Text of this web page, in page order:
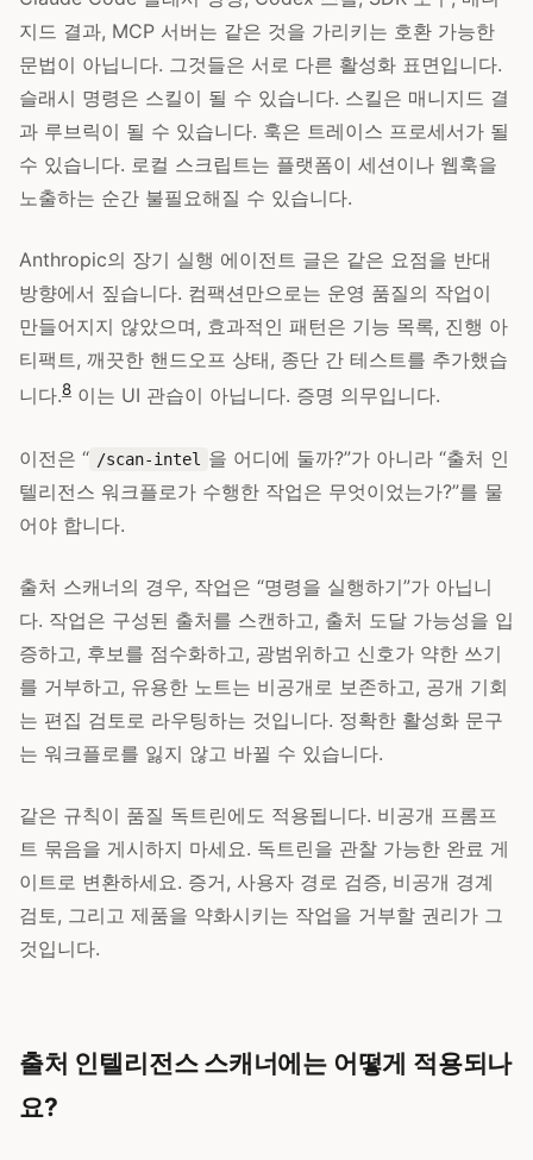
지드 결과, MCP 서버는 같은 것을 가리키는 호환 가능한
문법이 아닙니다. 그것들은 서로 다른 활성화 표면입니다.
슬래시 명령은 스킬이 될 수 있습니다. 스킬은 매니지드 결
과 루브릭이 될 수 있습니다. 훅은 트레이스 프로세서가 될
수 있습니다. 로컬 스크립트는 플랫폼이 세션이나 웹훅을
노출하는 순간 불필요해질 수 있습니다.
Anthropic의 장기 실행 에이전트 글은 같은 요점을 반대
방향에서 짚습니다. 컴팩션만으로는 운영 품질의 작업이
만들어지지 않았으며, 효과적인 패턴은 기능 목록, 진행 아
티팩트, 깨끗한 핸드오프 상태, 종단 간 테스트를 추가했습
니다.8 이는 UI 관습이 아닙니다. 증명 의무입니다.
이전은 “ /scan-intel
을 어디에 둘까?”가 아니라 “출처 인
텔리전스 워크플로가 수행한 작업은 무엇이었는가?”를 물
어야 합니다.
출처 스캐너의 경우, 작업은 “명령을 실행하기”가 아닙니
다. 작업은 구성된 출처를 스캔하고, 출처 도달 가능성을 입
증하고, 후보를 점수화하고, 광범위하고 신호가 약한 쓰기
를 거부하고, 유용한 노트는 비공개로 보존하고, 공개 기회
는 편집 검토로 라우팅하는 것입니다. 정확한 활성화 문구
는 워크플로를 잃지 않고 바뀔 수 있습니다.
같은 규칙이 품질 독트린에도 적용됩니다. 비공개 프롬프
트 묶음을 게시하지 마세요. 독트린을 관찰 가능한 완료 게
이트로 변환하세요. 증거, 사용자 경로 검증, 비공개 경계
검토, 그리고 제품을 약화시키는 작업을 거부할 권리가 그
것입니다.
출처 인텔리전스 스캐너에는 어떻게 적용되나
요?